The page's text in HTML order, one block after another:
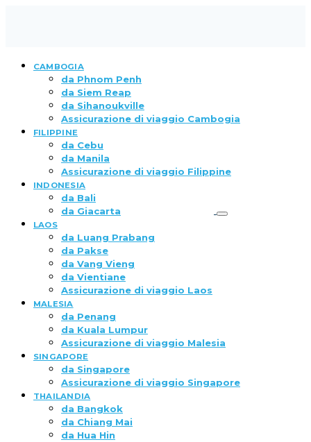
CAMBOGIA
da Phnom Penh
da Siem Reap
da Sihanoukville
Assicurazione di viaggio Cambogia
FILIPPINE
da Cebu
da Manila
Assicurazione di viaggio Filippine
INDONESIA
da Bali
da Giacarta
LAOS
da Luang Prabang
da Pakse
da Vang Vieng
da Vientiane
Assicurazione di viaggio Laos
MALESIA
da Penang
da Kuala Lumpur
Assicurazione di viaggio Malesia
SINGAPORE
da Singapore
Assicurazione di viaggio Singapore
THAILANDIA
da Bangkok
da Chiang Mai
da Hua Hin